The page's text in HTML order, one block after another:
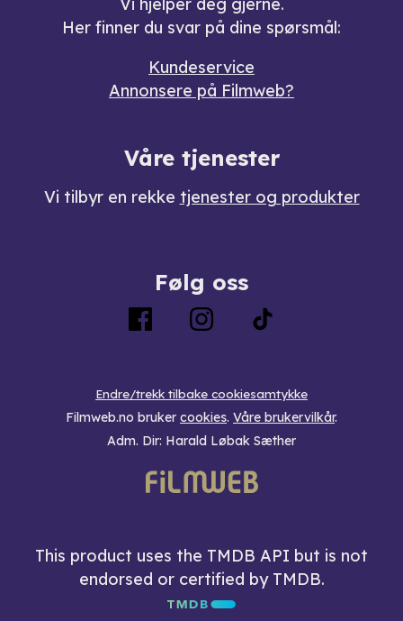
Her finner du svar på dine spørsmål:
Kundeservice
Annonsere på Filmweb?
Våre tjenester
Vi tilbyr en rekke tjenester og produkter
Følg oss
Endre/trekk tilbake cookiesamtykke
Filmweb.no bruker cookies. Våre brukervilkår.
Adm. Dir: Harald Løbak Sæther
This product uses the TMDB API but is not
endorsed or certified by TMDB.